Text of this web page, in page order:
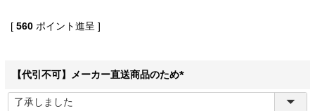
[ 560 ポイント進呈 ]
【代引不可】メーカー直送商品のため
(